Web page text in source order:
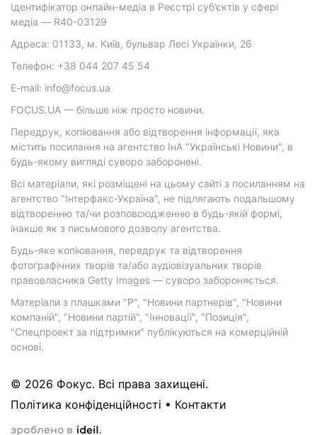
Ідентифікатор онлайн-медіа в Реєстрі суб’єктів у сфері
медіа — R40-03129
Адреса: 01133, м. Київ, бульвар Лесі Українки, 26
Телефон: +38 044 207 45 54
E-mail: info@focus.ua
FOCUS.UA — більше ніж просто новини.
Передрук, копіювання або відтворення інформації, яка
містить посилання на агентство ІнА "Українські Новини", в
будь-якому вигляді суворо заборонені.
Всі матеріали, які розміщені на цьому сайті з посиланням на
агентство "Інтерфакс-Україна", не підлягають подальшому
відтворенню та/чи розповсюдженню в будь-якій формі,
інакше як з письмового дозволу агентства.
Будь-яке копіювання, передрук та відтворення
фотографічних творів та/або аудіовізуальних творів
правовласника Getty Images — суворо забороняється.
Матеріали з плашками "Р", "Новини партнерів", "Новини
компаній", "Новини партій", "Інновації", "Позиція",
"Спецпроект за підтримки" публікуються на комерційній
основі.
© 2026 Фокус. Всі права захищені.
Політика конфіденційності • Контакти